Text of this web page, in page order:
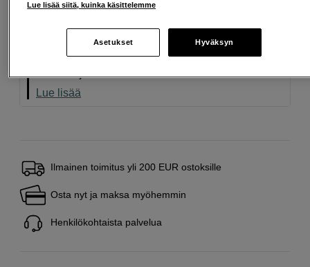
SP tykkää
Tämä on tuote, josta pidämme erityisen paljon.
Seuraa tätä symbolia löytääksesi lisää valikoituja
Lue lisää
Ilmainen toimitus yli 200 EUR ostoksille
Osta nyt ja maksa myöhemmin
Henkilökohtaista palvelua
Lue lisää siitä, kuinka käsittelemme
Asetukset Hyväksyn